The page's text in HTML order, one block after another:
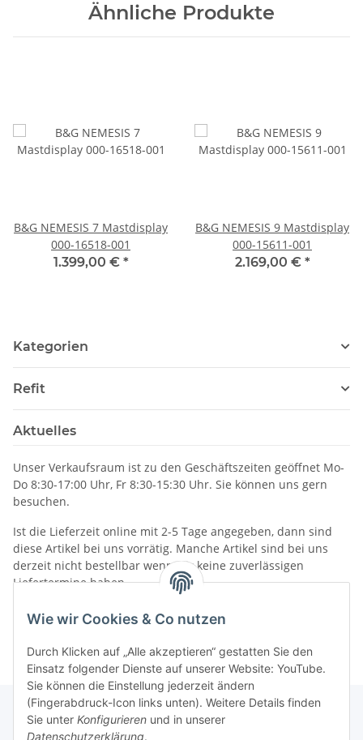
Wie wir Cookies & Co nutzen
Durch Klicken auf „Alle akzeptieren“ gestatten Sie den
Einsatz folgender Dienste auf unserer Website: YouTube.
Sie können die Einstellung jederzeit ändern
(Fingerabdruck-Icon links unten). Weitere Details finden
Sie unter Konfigurieren und in unserer
Datenschutzerklärung.
Ähnliche Produkte
B&G NEMESIS 7 Mastdisplay
000-16518-001
1.399,00 € *
B&G NEMESIS 9 Mastdisplay
000-15611-001
2.169,00 € *
Kategorien
Refit
Aktuelles
Unser Verkaufsraum ist zu den Geschäftszeiten geöffnet Mo-
Do 8:30-17:00 Uhr, Fr 8:30-15:30 Uhr. Sie können uns gern
besuchen.
Ist die Lieferzeit online mit 2-5 Tage angegeben, dann sind
diese Artikel bei uns vorrätig. Manche Artikel sind bei uns
derzeit nicht bestellbar wenn wir keine zuverlässigen
Liefertermine haben.
Informationen